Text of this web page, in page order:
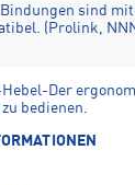
sind
(Prolink,
Der
bedienen.